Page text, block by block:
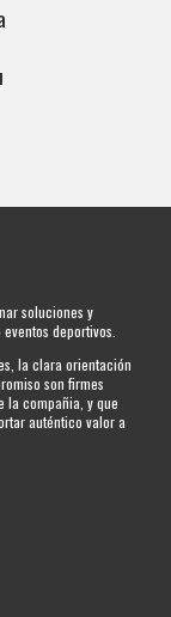
soluciones y
deportivos.
la clara orientación
son firmes
la compañia, y que
auténtico valor a